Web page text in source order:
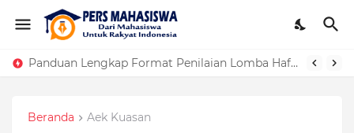
Panduan Lengkap Format Penilaian Lomba Hafalan Surat Pendek
Beranda Aek Kuasan